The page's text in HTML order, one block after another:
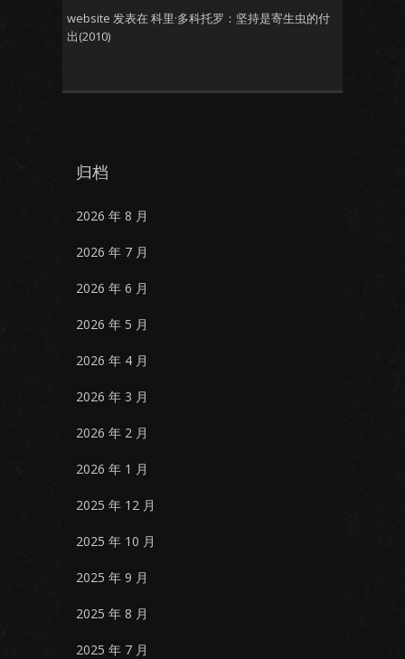
website 发表在 科里·多科托罗：坚持是寄生虫的付
出(2010)
归档
2026 年 8 月
2026 年 7 月
2026 年 6 月
2026 年 5 月
2026 年 4 月
2026 年 3 月
2026 年 2 月
2026 年 1 月
2025 年 12 月
2025 年 10 月
2025 年 9 月
2025 年 8 月
2025 年 7 月